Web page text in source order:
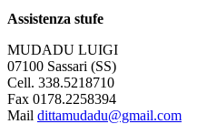
Assistenza stufe
MUDADU LUIGI
07100 Sassari (SS)
Cell. 338.5218710
Fax 0178.2258394
Mail dittamudadu@gmail.com